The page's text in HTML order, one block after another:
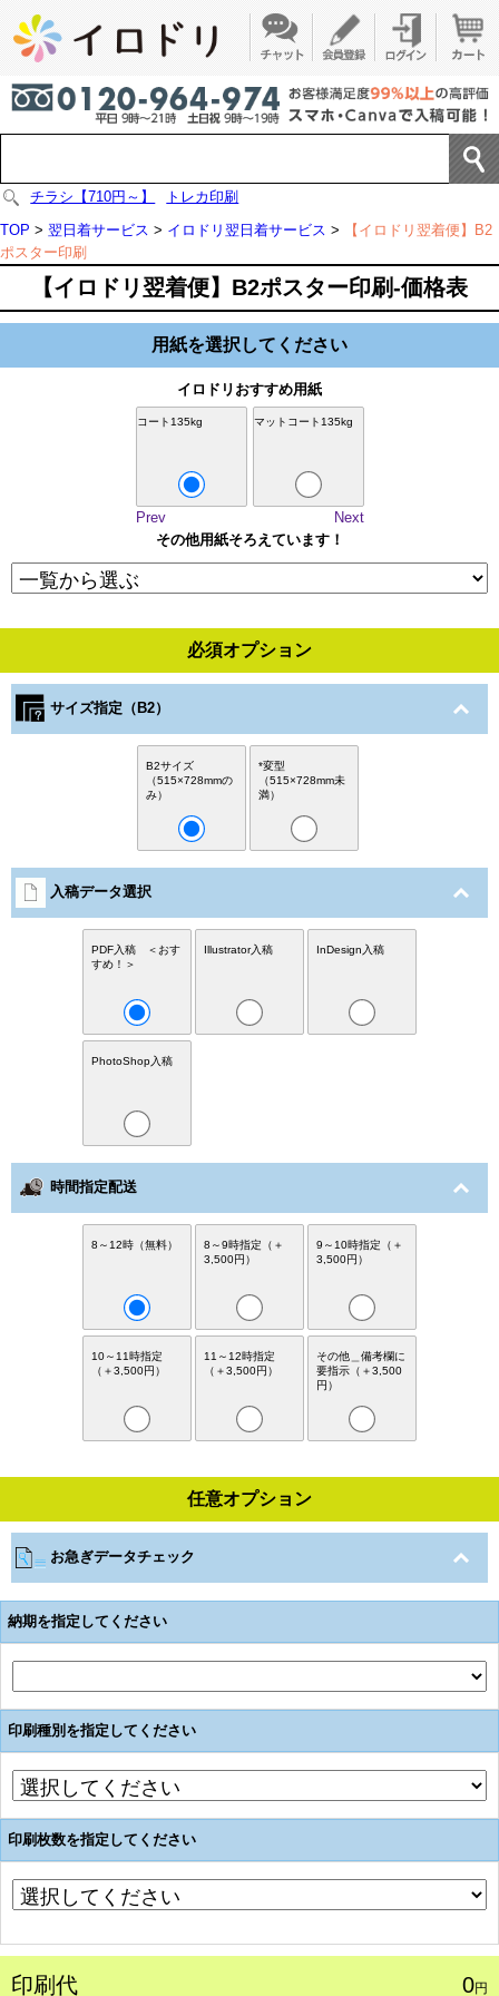
チラシ【710円～】
トレカ印刷
TOP > 翌日着サービス > イロドリ翌日着サービス >
【イロドリ翌着便】B2
ポスター印刷
【イロドリ翌着便】B2ポスター印刷-価格表
用紙を選択してください
イロドリおすすめ用紙
コート135kg マットコート135kg
Prev
Next
その他用紙そろえています！
必須オプション
サイズ指定（B2）
B2サイズ
（515×728mmの
み）
*変型
（515×728mm未
満）
入稿データ選択
PDF入稿 ＜おす
すめ！＞
Illustrator入稿 InDesign入稿
PhotoShop入稿
時間指定配送
8～12時（無料）
8～9時指定（＋
3,500円）
9～10時指定（＋
3,500円）
10～11時指定
（＋3,500円）
11～12時指定
（＋3,500円）
その他＿備考欄に
要指示（＋3,500
円）
任意オプション
お急ぎデータチェック
納期を指定してください
印刷種別を指定してください
印刷枚数を指定してください
印刷代 0円